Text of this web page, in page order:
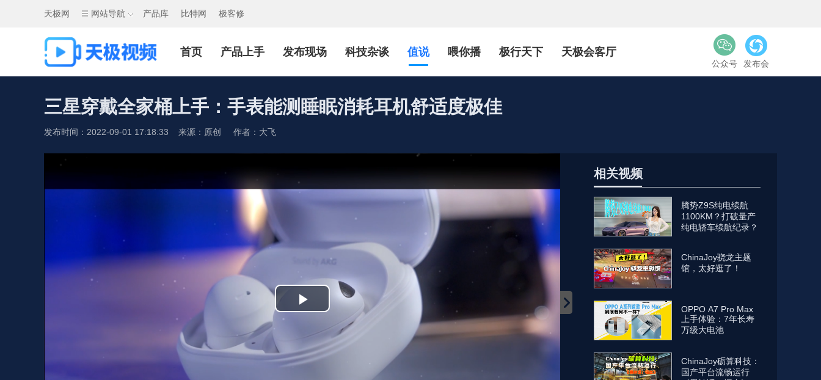
天极网 网站导航 产品库 比特网 极客修
首页 产品上手 发布现场 科技杂谈 值说 喂你播 极行天下 天极会客厅
公众号 发布会
三星穿戴全家桶上手：手表能测睡眠消耗耳机舒适度极佳
发布时间：2022-09-01 17:18:33 来源：原创 作者：大飞
Play
Video
相关视频
腾势Z9S纯电续航
1100KM？打破量产
纯电轿车续航纪录？
ChinaJoy骁龙主题
馆，太好逛了！
OPPO A7 Pro Max
上手体验：7年长寿
万级大电池
ChinaJoy砺算科技：
国产平台流畅运行